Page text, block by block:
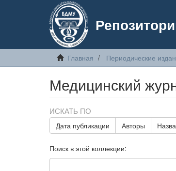
Главная Периодические
Медицинский
ИСКАТЬ ПО
Дата публикации Авторы
Поиск в этой коллекции: